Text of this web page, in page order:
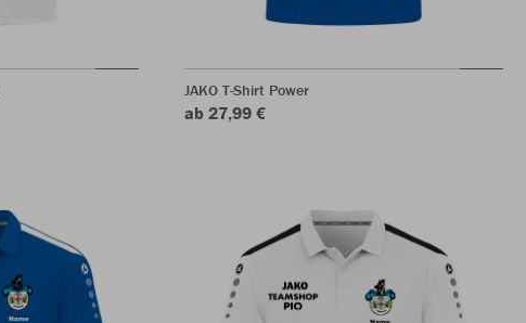
JAKO T-Shirt Power
ab 27,99 €